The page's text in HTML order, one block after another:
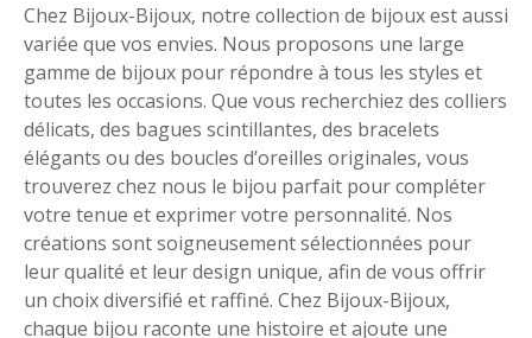
Chez Bijoux-Bijoux, notre collection de bijoux est aussi
variée que vos envies. Nous proposons une large
gamme de bijoux pour répondre à tous les styles et
toutes les occasions. Que vous recherchiez des colliers
délicats, des bagues scintillantes, des bracelets
élégants ou des boucles d’oreilles originales, vous
trouverez chez nous le bijou parfait pour compléter
votre tenue et exprimer votre personnalité. Nos
créations sont soigneusement sélectionnées pour
leur qualité et leur design unique, afin de vous offrir
un choix diversifié et raffiné. Chez Bijoux-Bijoux,
chaque bijou raconte une histoire et ajoute une